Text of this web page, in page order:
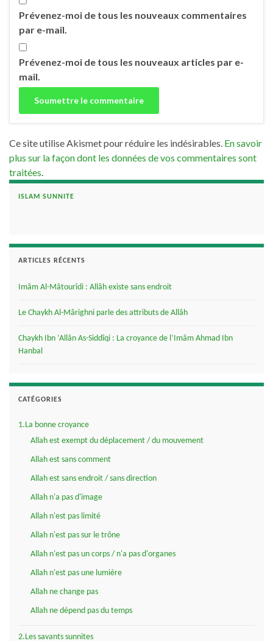
Prévenez-moi de tous les nouveaux commentaires
par e-mail.
Prévenez-moi de tous les nouveaux articles par e-
mail.
Ce site utilise Akismet pour réduire les indésirables. En savoir
plus sur la façon dont les données de vos commentaires sont
traitées
ISLAM SUNNITE
ARTICLES RÉCENTS
Imâm Al-Mâtourîdi : Allâh existe sans endroit
Le Chaykh Al-Mârighni parle des attributs de Allâh
Chaykh Ibn ‘Allân As-Siddîqi : La croyance de l’Imâm Ahmad Ibn
Hanbal
CATÉGORIES
1.La bonne croyance
Allah est exempt du déplacement / du mouvement
Allah est sans comment
Allah est sans endroit / sans direction
Allah n'a pas d'image
Allah n'est pas limité
Allah n'est pas sur le trône
Allah n'est pas un corps / n'a pas d'organes
Allah n'est pas une lumière
Allah ne change pas
Allah ne dépend pas du temps
2.Les savants sunnites